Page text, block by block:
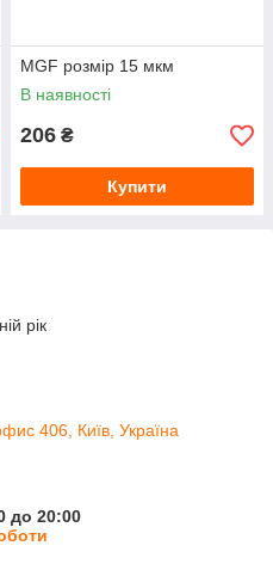
MGF розмір 15 мкм
В наявності
206 ₴
Купити
рік
406, Київ, Україна
до 20:00